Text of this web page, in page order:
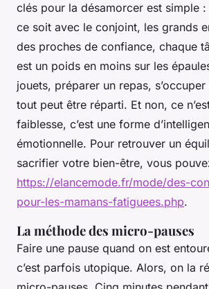
clés pour la désamorcer est simple :
ce soit avec le conjoint, les grands
des proches de confiance, chaque
est un poids en moins sur les
jouets, préparer un repas,
tout peut être réparti. Et non, ce
faiblesse, c’est une forme
émotionnelle. Pour retrouver un
sacrifier votre bien-être, vous
https://elancemode.fr/mode/des-
pour-les-mamans-fatiguees.php.
La méthode des micro-pauses
Faire une pause quand on est
c’est parfois utopique. Alors, on la